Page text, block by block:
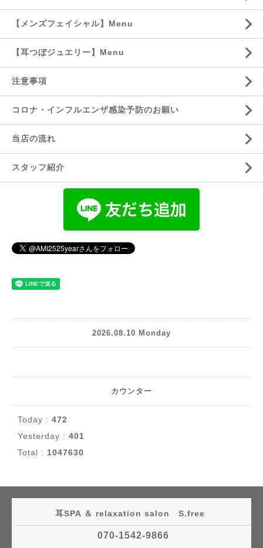
【メンズフェイシャル】Menu
【耳つぼジュエリー】Menu
注意事項
コロナ・インフルエンザ感染予防のお願い
当店の流れ
スタッフ紹介
2026.08.10 Monday
カウンター
Today : 472
Yesterday : 401
Total : 1047630
耳SPA ＆ relaxation salon S.free
070-1542-9866